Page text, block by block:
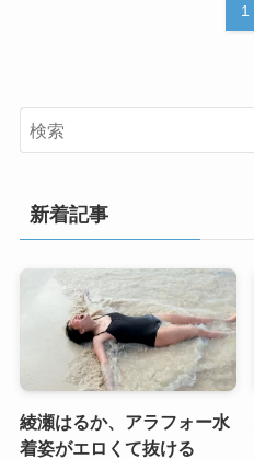
1
新着記事
綾瀬はるか、アラフォー水
着姿がエロくて抜ける